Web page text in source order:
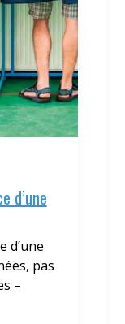
d’une
d’une
pas
–